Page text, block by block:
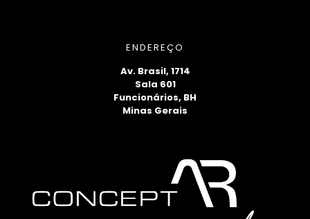
ENDEREÇO
Av. Brasil, 1714
Sala 601
Funcionários, BH
Minas Gerais